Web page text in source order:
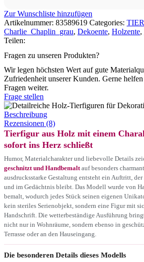
Zur Wunschliste hinzufügen
Artikelnummer: 83589619 Categories:
Charlie_Chaplin_grau, Dekoente, Holzente,
Teilen:
Fragen zu unseren Produkten?
Wir legen höchsten Wert auf gute
Zufriedenheit unserer Kunden. Gerne
Fragen weiter.
Frage stellen
Beschreibung
Rezensionen (8)
Tierfigur aus Holz mit einem
sofort ins Herz schließt
Humor, Materialcharakter und liebevolle Details
geschnitzt und Handbemalt auf besonders
ausdrucksstarke Gestaltung entsteht ein Auftritt,
und im Gedächtnis bleibt. Das Modell wurde von
bemalt, wodurch jedes Stück seinen eigenen
kein steriles Serienobjekt, sondern eine Figur mit
Handschrift. Die wetterbeständige Ausführung
nicht nur in Wohnräume, sondern ebenso in
Terrasse oder an den Hauseingang.
Die besonderen Details dieses Modells